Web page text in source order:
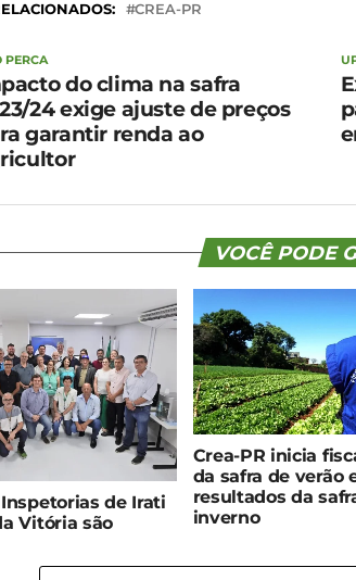
CREA-PR
PERCA
do clima na safra
24 exige ajuste de preços
garantir renda ao
VOCÊ PODE
Inspetorias de Irati
Vitória são
Crea-PR inicia
da safra de verão
resultados da
inverno